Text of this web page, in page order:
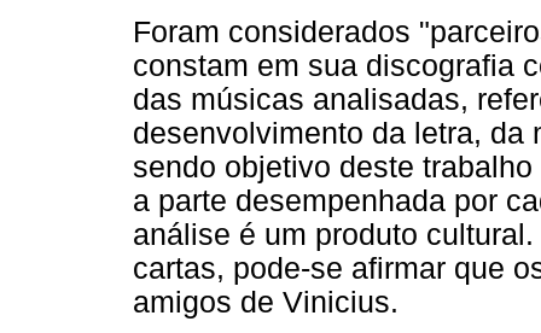
Foram considerados
constam em sua discografia
das músicas analisadas,
desenvolvimento da letra, da
sendo objetivo deste
a parte desempenhada por
análise é um produto
cartas, pode-se afirmar que
amigos de Vinicius.